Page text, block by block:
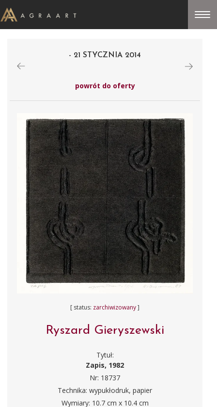
- 21 STYCZNIA 2014
powrót do oferty
[ status: zarchiwizowany]
Ryszard Gieryszewski
Tytuł:
Zapis, 1982
Nr: 18737
Technika: wypukłodruk, papier
Wymiary: 10.7 cm x 10.4 cm